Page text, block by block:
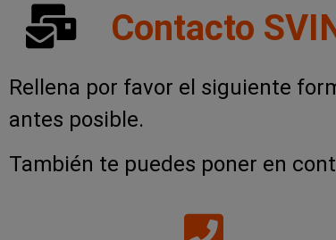
Contacto
Rellena por favor el siguiente
antes posible.
También te puedes poner en